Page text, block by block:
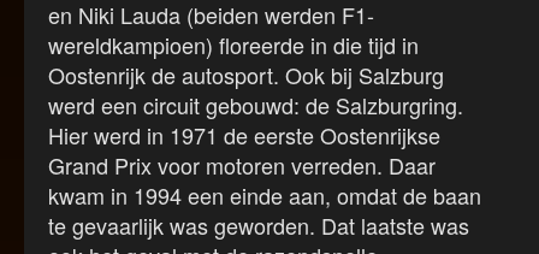
en Niki Lauda (beiden werden F1-
wereldkampioen) floreerde in die tijd in
Oostenrijk de autosport. Ook bij Salzburg
werd een circuit gebouwd: de Salzburgring.
Hier werd in 1971 de eerste Oostenrijkse
Grand Prix voor motoren verreden. Daar
kwam in 1994 een einde aan, omdat de baan
te gevaarlijk was geworden. Dat laatste was